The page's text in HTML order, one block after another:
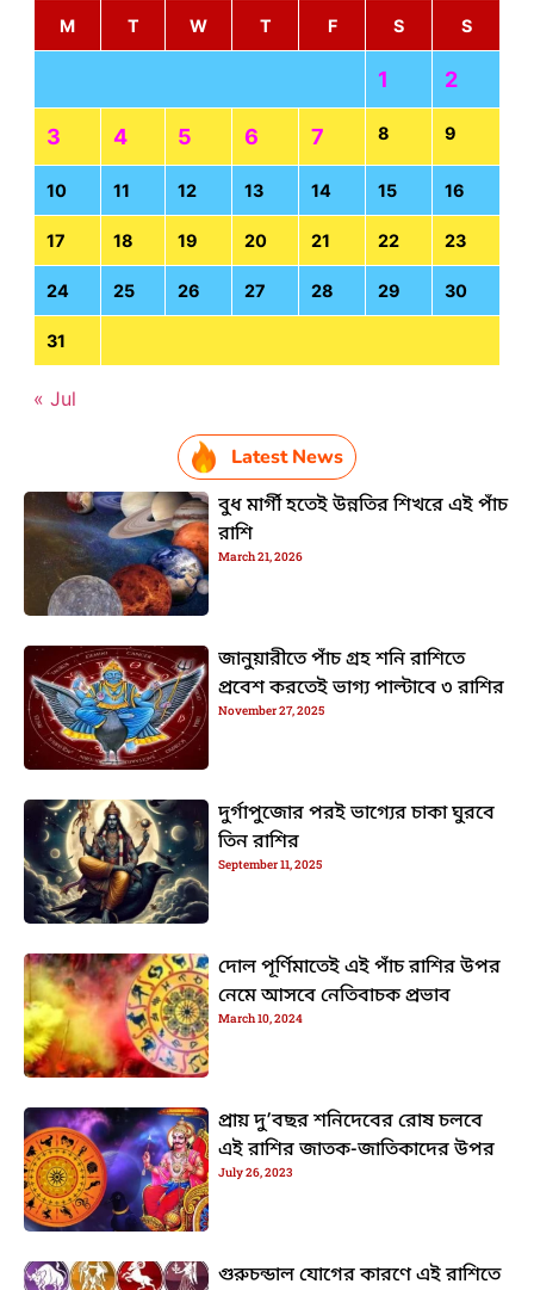
M
T W T F S S
1 2
3 4 5 6 7 8 9
10 11 12 13 14 15 16
17 18 19 20 21 22 23
24 25 26 27 28 29 30
31
« Jul
Latest News
বুধ মার্গী হতেই উন্নতির শিখরে এই পাঁচ
রাশি
March 21, 2026
জানুয়ারীতে পাঁচ গ্রহ শনি রাশিতে
প্রবেশ করতেই ভাগ্য পাল্টাবে ৩ রাশির
November 27, 2025
দুর্গাপুজোর পরই ভাগ্যের চাকা ঘুরবে
তিন রাশির
September 11, 2025
দোল পূর্ণিমাতেই এই পাঁচ রাশির উপর
নেমে আসবে নেতিবাচক প্রভাব
March 10, 2024
প্রায় দু’বছর শনিদেবের রোষ চলবে
এই রাশির জাতক-জাতিকাদের উপর
July 26, 2023
গুরুচন্ডাল যোগের কারণে এই রাশিতে